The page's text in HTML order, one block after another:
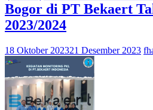
Bogor di PT Bekaert
2023/2024
18 Oktober 202321 Desember 2023